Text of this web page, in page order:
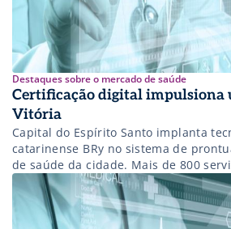
Destaques sobre o mercado de saúde
Certificação digital impulsiona
Vitória
Capital do Espírito Santo implanta
catarinense BRy no sistema de
de saúde da cidade. Mais de 800
habilitados